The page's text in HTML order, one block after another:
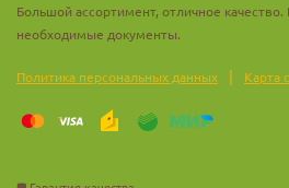
Большой ассортимент, отличное
необходимые документы.
Политика персональных данных | Карта